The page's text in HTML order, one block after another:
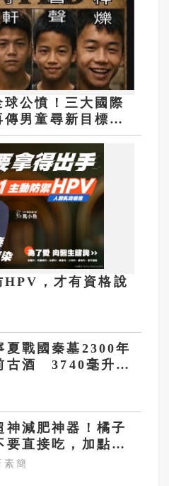
公憤！三大國際
男童尋新目標下
HPV，才有資格說
夏戰國秦墓2300年
古酒 3740毫升酒
神減肥神器！橘子
要直接吃，加點這
！體重天天下降
素簡